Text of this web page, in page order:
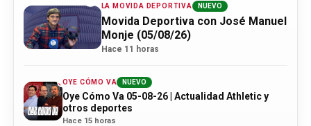
LA MOVIDA DEPORTIVA NUEVO
Movida Deportiva con José Manuel
Monje (05/08/26)
Hace 11 horas
OYE CÓMO VA NUEVO
Oye Cómo Va 05-08-26 | Actualidad Athletic y
otros deportes
Hace 15 horas